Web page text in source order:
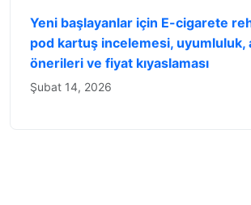
Yeni başlayanlar için E-cigarete
pod kartuş incelemesi, uyumluluk,
önerileri ve fiyat kıyaslaması
Şubat 14, 2026